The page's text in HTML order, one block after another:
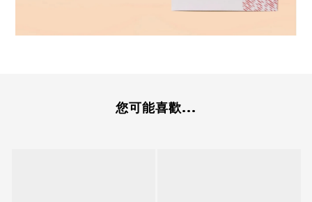
您可能喜歡...